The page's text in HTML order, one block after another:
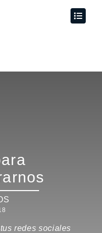
redes sociales